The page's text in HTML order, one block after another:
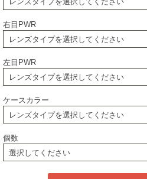
右目PWR
左目PWR
ケースカラー
個数